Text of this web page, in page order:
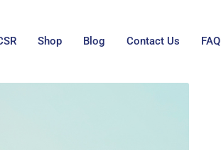
Shop Blog Contact Us FAQ